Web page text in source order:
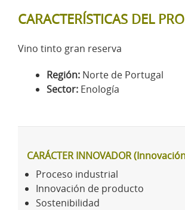
CARACTERÍSTICAS DEL
Vino tinto gran reserva
Región: Norte de Portugal
Sector: Enología
CARÁCTER INNOVADOR
Proceso industrial
Innovación de producto
Sostenibilidad